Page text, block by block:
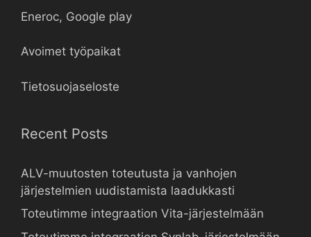
Eneroc, Google play
Avoimet työpaikat
Tietosuojaseloste
Recent Posts
ALV-muutosten toteutusta ja vanhojen
järjestelmien uudistamista laadukkasti
Toteutimme integraation Vita-järjestelmään